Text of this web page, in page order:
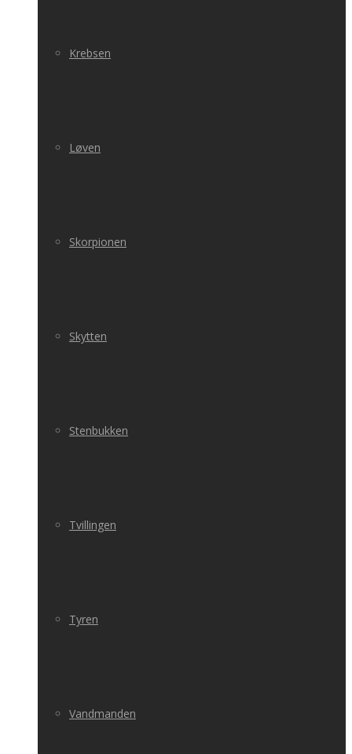
Krebsen
Løven
Skorpionen
Skytten
Stenbukken
Tvillingen
Tyren
Vandmanden